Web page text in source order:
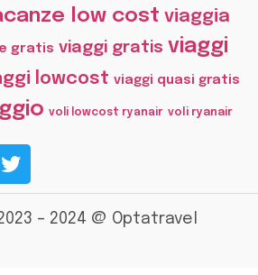
low cost viaggia
gratis viaggi gratis viaggi
lowcost viaggi quasi gratis
voli lowcost ryanair voli ryanair
– 2024 @ Optatravel